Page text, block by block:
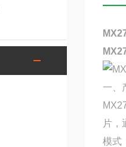
一、
片，
模式